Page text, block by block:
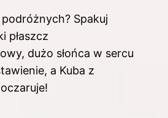
Spakuj
płaszcz
dużo słońca w sercu
a Kuba z